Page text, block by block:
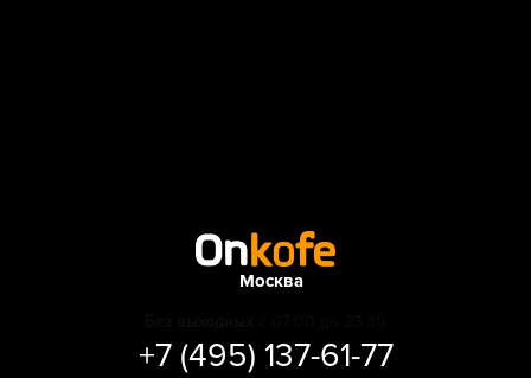
Москва
+7 (495) 137-61-77